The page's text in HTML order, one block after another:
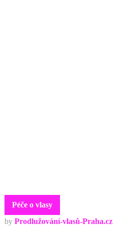
Péče o vlasy
by Prodlužování-vlasů-Praha.cz